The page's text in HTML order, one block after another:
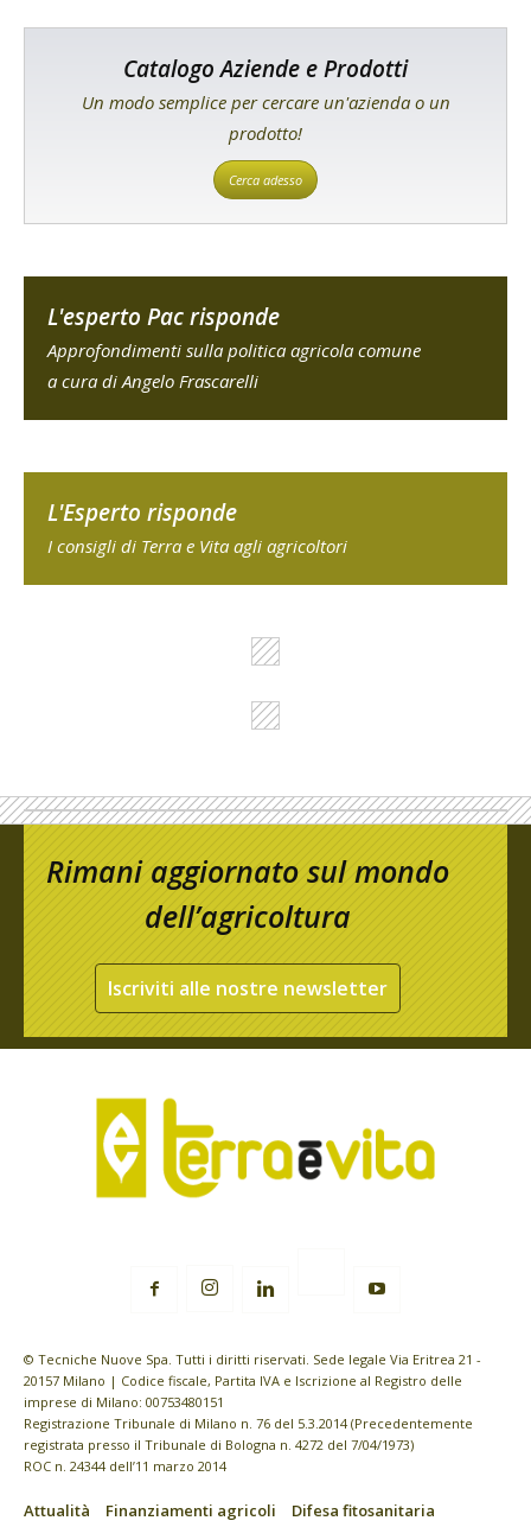
Catalogo Aziende e Prodotti
Un modo semplice per cercare un'azienda o un
prodotto!
Cerca adesso
L'esperto Pac risponde
Approfondimenti sulla politica agricola comune
a cura di Angelo Frascarelli
L'Esperto risponde
I consigli di Terra e Vita agli agricoltori
Rimani aggiornato sul mondo
dell’agricoltura
Iscriviti alle nostre newsletter
© Tecniche Nuove Spa. Tutti i diritti riservati. Sede legale Via Eritrea 21 -
20157 Milano | Codice fiscale, Partita IVA e Iscrizione al Registro delle
imprese di Milano: 00753480151
Registrazione Tribunale di Milano n. 76 del 5.3.2014 (Precedentemente
registrata presso il Tribunale di Bologna n. 4272 del 7/04/1973)
ROC n. 24344 dell’11 marzo 2014
Attualità Finanziamenti agricoli
Difesa fitosanitaria